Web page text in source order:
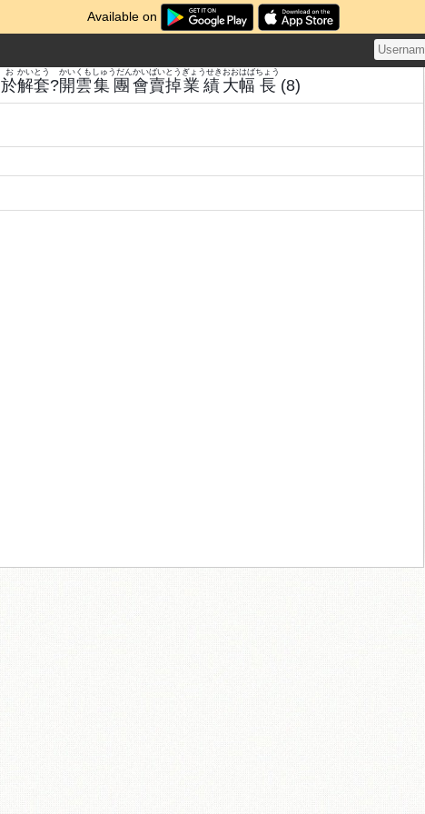
Available on
於
お
解
かい
套
とう
?開
かい
雲
くも
集團
しゅうだん
會
かい
賣
ばい
掉
とう
業績
ぎょうせき
大幅
おおはば
長
ちょう
(8)